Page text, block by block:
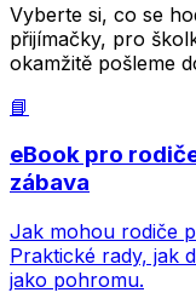
Vyberte si, co se
přijímačky, pro
okamžitě pošleme
📘
eBook pro
zábava
Jak mohou rodiče
Praktické rady, jak
jako pohromu.